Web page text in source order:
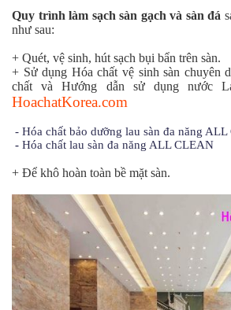
Quy trình làm sạch sàn gạch và sàn đá
như sau:
+ Quét, vệ sinh, hút sạch bụi bẩn trên sàn.
+ Sử dụng Hóa chất vệ sinh sàn chuyên
chất và Hướng dẫn sử dụng nước
HoachatKorea.com
- Hóa chất bảo dưỡng lau sàn đa năng
- Hóa chất lau sàn đa năng ALL CLEAN
+ Để khô hoàn toàn bề mặt sàn.